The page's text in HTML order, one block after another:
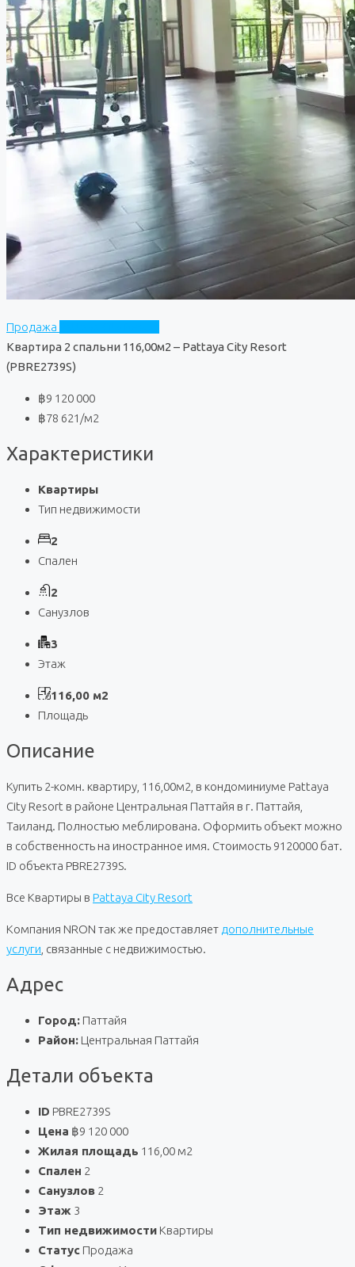
Продажа
Квартира 2 спальни 116,00м2 – Pattaya City Resort
(PBRE2739S)
฿9 120 000
฿78 621 /м2
Характеристики
Квартиры
Тип недвижимости
2
Спален
2
Санузлов
3
Этаж
116,00 м2
Площадь
Описание
Купить 2-комн. квартиру, 116,00м2, в кондоминиуме Pattaya
City Resort в районе Центральная Паттайя в г. Паттайя,
Таиланд. Полностью меблирована. Оформить объект можно
в собственность на иностранное имя. Стоимость 9120000 бат.
ID объекта PBRE2739S.
Все Квартиры в Pattaya City Resort
Компания NRON так же предоставляет дополнительные
услуги , связанные с недвижимостью.
Адрес
Город: Паттайя
Район: Центральная Паттайя
Детали объекта
ID PBRE2739S
Цена ฿9 120 000
Жилая площадь 116,00 м2
Спален 2
Санузлов 2
Этаж 3
Тип недвижимости Квартиры
Статус Продажа